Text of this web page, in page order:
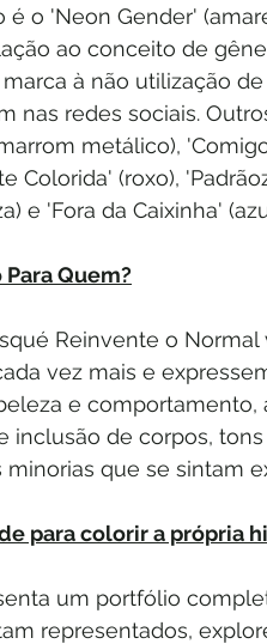
é o 'Neon Gender'
ao conceito de
à não utilização
nas redes sociais.
metálico),
Colorida' (roxo),
e 'Fora da Caixinha'
Quem?
Reinvente o
vez mais e
e comportamento,
inclusão de corpos,
minorias que se sintam
para colorir a própria
um portfólio
representados,